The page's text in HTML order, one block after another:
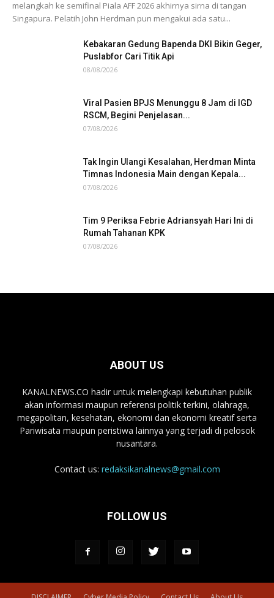
melangkah ke semifinal Piala AFF 2026 akhirnya sirna di tangan
Singapura. Pelatih John Herdman pun mengakui ada satu...
Kebakaran Gedung Bapenda DKI Bikin Geger,
Puslabfor Cari Titik Api
08/08/2026
Viral Pasien BPJS Menunggu 8 Jam di IGD
RSCM, Begini Penjelasan...
07/08/2026
Tak Ingin Ulangi Kesalahan, Herdman Minta
Timnas Indonesia Main dengan Kepala...
07/08/2026
Tim 9 Periksa Febrie Adriansyah Hari Ini di
Rumah Tahanan KPK
07/08/2026
ABOUT US
KANALNEWS.CO hadir untuk melengkapi kebutuhan publik
akan informasi maupun referensi politik terkini, olahraga,
megapolitan, kesehatan, ekonomi dan ekonomi kreatif serta
Pariwisata maupun peristiwa lainnya yang terjadi di pelosok
nusantara.
Contact us: redaksikanalnews@gmail.com
FOLLOW US